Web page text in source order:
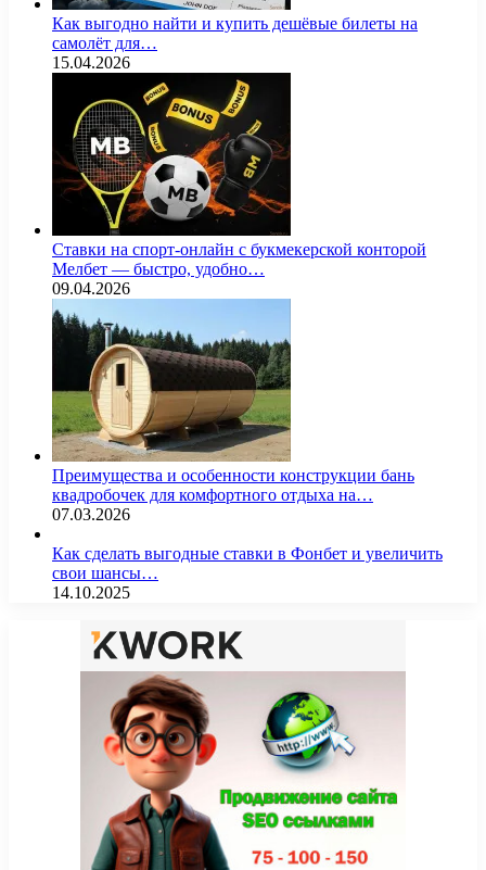
Как выгодно найти и купить дешёвые билеты на
самолёт для…
15.04.2026
Ставки на спорт-онлайн с букмекерской конторой
Мелбет — быстро, удобно…
09.04.2026
Преимущества и особенности конструкции бань
квадробочек для комфортного отдыха на…
07.03.2026
Как сделать выгодные ставки в Фонбет и увеличить
свои шансы…
14.10.2025